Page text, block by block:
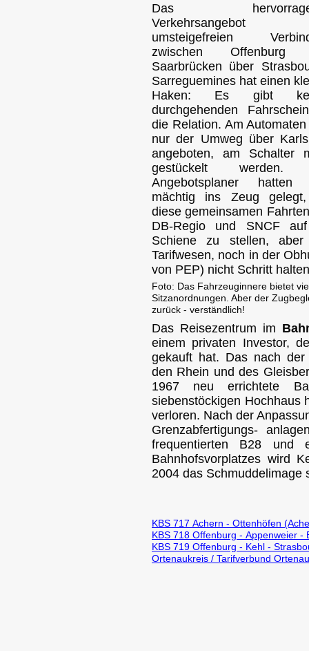
Das
Verkehrsangebot
umsteigefreien
zwischen Offenburg
Saarbrücken über
Sarreguemines hat einen
Haken: Es gibt
durchgehenden
die Relation. Am
nur der Umweg über
angeboten, am Schalter
gestückelt werden.
Angebotsplaner hatten
mächtig ins Zeug
diese gemeinsamen
DB-Regio und SNCF
Schiene zu stellen, aber
Tarifwesen, noch in der
von PEP) nicht Schritt
Foto: Das Fahrzeuginnere bietet
Sitzanordnungen. Aber der
zurück - verständlich!
Das Reisezentrum im
einem privaten Investor,
gekauft hat. Das nach der
den Rhein und des
1967 neu errichtete
siebenstöckigen Hochhaus
verloren. Nach der
Grenzabfertigungs-
frequentierten B28 und
Bahnhofsvorplatzes wird
2004 das Schmuddelimage
KBS 717 Achern - Ottenhöfen
KBS 718 Offenburg - Appenweier -
KBS 719 Offenburg - Kehl -
Ortenaukreis / Tarifverbund Ortenau